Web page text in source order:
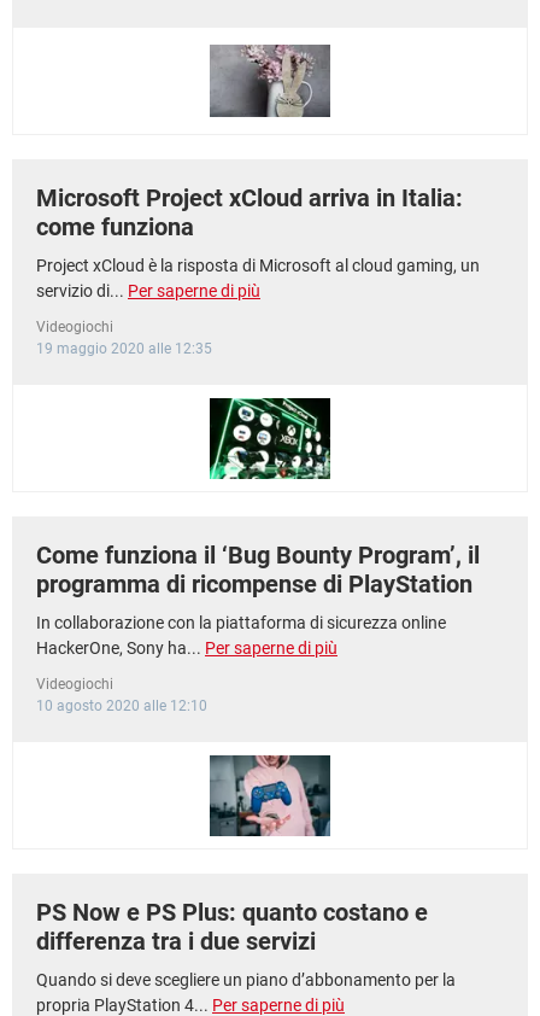
Microsoft Project xCloud arriva in Italia:
come funziona
Project xCloud è la risposta di Microsoft al cloud gaming, un
servizio di... Per saperne di più
Videogiochi
19 maggio 2020 alle 12:35
Come funziona il ‘Bug Bounty Program’, il
programma di ricompense di PlayStation
In collaborazione con la piattaforma di sicurezza online
HackerOne, Sony ha... Per saperne di più
Videogiochi
10 agosto 2020 alle 12:10
PS Now e PS Plus: quanto costano e
differenza tra i due servizi
Quando si deve scegliere un piano d’abbonamento per la
propria PlayStation 4... Per saperne di più